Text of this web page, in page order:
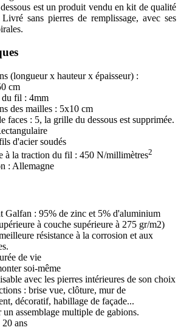
est un produit vendu en kit de qualité
sans pierres de remplissage, avec ses
(longueur x hauteur x épaisseur) :
cm
du fil : 4mm
des mailles : 5x10 cm
faces : 5, la grille du dessous est supprimée.
d'acier soudés
à la traction du fil : 450 N/millimètres2
: Allemagne
Galfan : 95% de zinc et 5% d'aluminium
à couche supérieure à 275 gr/m2)
résistance à la corrosion et aux
de vie
soi-même
avec les pierres intérieures de son choix
: brise vue, clôture, mur de
décoratif, habillage de façade...
un assemblage multiple de gabions.
ans